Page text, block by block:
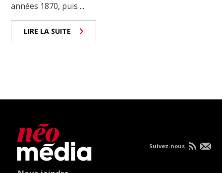
années 1870, puis ...
LIRE LA SUITE
Suivez-nous